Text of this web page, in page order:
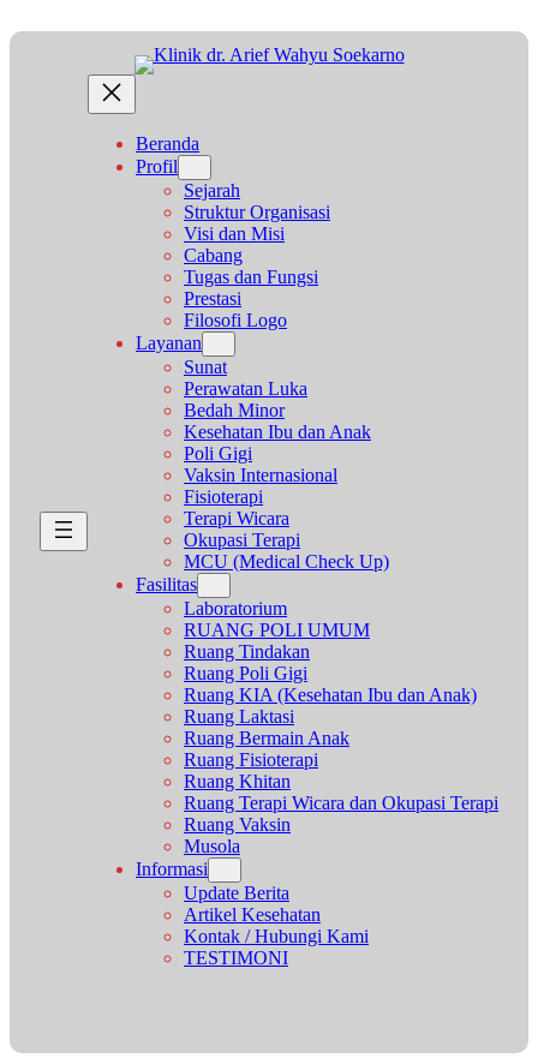
ke
Beranda
Profil
Sejarah
Struktur Organisasi
Visi dan Misi
Cabang
Tugas dan Fungsi
Prestasi
Filosofi Logo
Layanan
Sunat
Perawatan Luka
Bedah Minor
Kesehatan Ibu dan Anak
Poli Gigi
Vaksin Internasional
Fisioterapi
Terapi Wicara
Okupasi Terapi
MCU (Medical Check Up)
Fasilitas
Laboratorium
RUANG POLI UMUM
Ruang Tindakan
Ruang Poli Gigi
Ruang KIA (Kesehatan Ibu dan Anak)
Ruang Laktasi
Ruang Bermain Anak
Ruang Fisioterapi
Ruang Khitan
Ruang Terapi Wicara dan Okupasi Terapi
Ruang Vaksin
Musola
Informasi
Update Berita
Artikel Kesehatan
Kontak / Hubungi Kami
TESTIMONI